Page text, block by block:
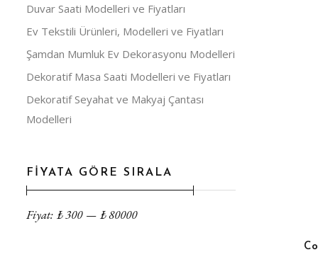
Duvar Saati Modelleri ve Fiyatları
Ev Tekstili Ürünleri, Modelleri ve Fiyatları
Şamdan Mumluk Ev Dekorasyonu Modelleri
Dekoratif Masa Saati Modelleri ve Fiyatları
Dekoratif Seyahat ve Makyaj Çantası
Modelleri
FİYATA GÖRE SIRALA
Fiyat: ₺300 — ₺80000